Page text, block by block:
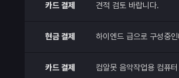
카드 결제 견적 검토 바랍니다.
현금 결제 하이엔드 급으로 구성중인
카드 결제 컴알못 음악작업용 컴퓨